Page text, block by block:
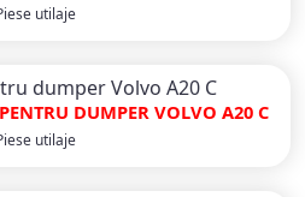
utilaje
DUMPER VOLVO A20 C
utilaje